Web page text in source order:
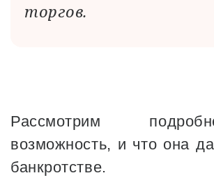
торгов.
Рассмотрим
возможность, и что она
банкротстве.